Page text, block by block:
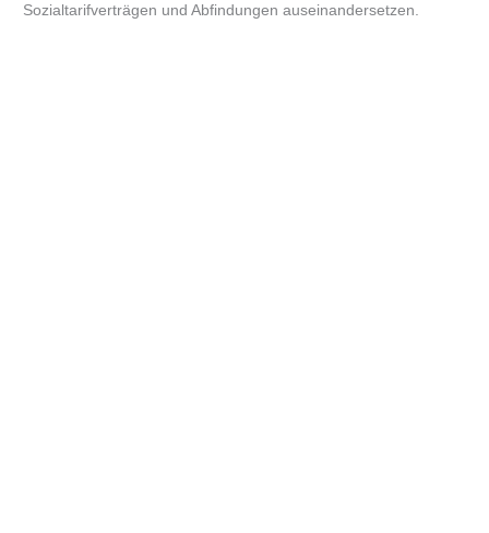
Sozialtarifverträgen und Abfindungen auseinandersetzen.